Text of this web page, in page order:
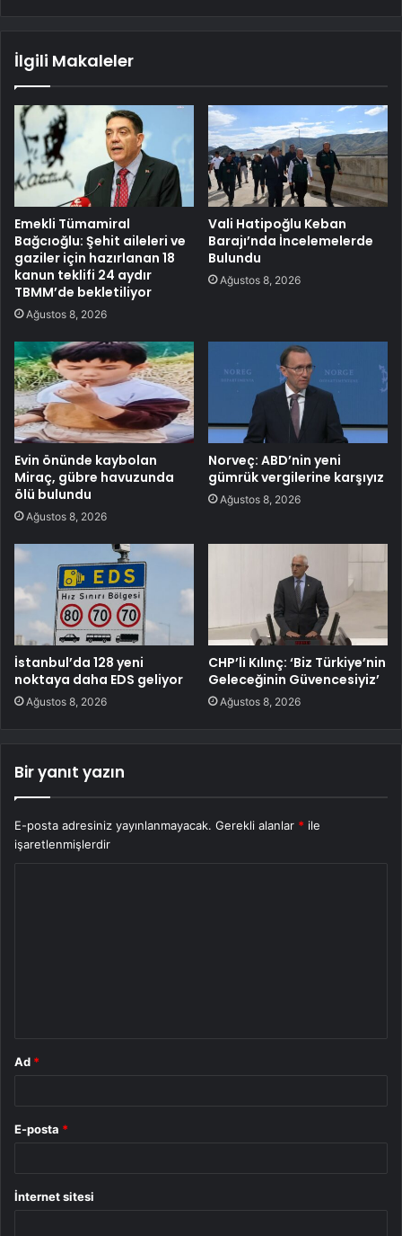
İlgili Makaleler
Emekli Tümamiral
Bağcıoğlu: Şehit aileleri ve
gaziler için hazırlanan 18
kanun teklifi 24 aydır
TBMM’de bekletiliyor
Ağustos 8, 2026
Vali Hatipoğlu Keban
Barajı’nda İncelemelerde
Bulundu
Ağustos 8, 2026
Evin önünde kaybolan
Miraç, gübre havuzunda
ölü bulundu
Ağustos 8, 2026
Norveç: ABD’nin yeni
gümrük vergilerine karşıyız
Ağustos 8, 2026
İstanbul’da 128 yeni
noktaya daha EDS geliyor
Ağustos 8, 2026
CHP’li Kılınç: ‘Biz Türkiye’nin
Geleceğinin Güvencesiyiz’
Ağustos 8, 2026
Bir yanıt yazın
E-posta adresiniz yayınlanmayacak. Gerekli alanlar * ile
işaretlenmişlerdir
Ad *
E-posta *
İnternet sitesi